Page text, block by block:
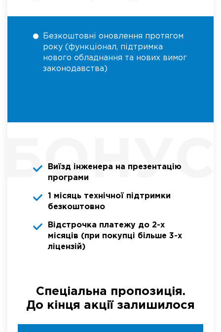
Безкоштовні оновлення протягом
року (функціонал, підтримка
нового обладнання та нових вимог
законодавства)
Виїзд інженера на презентацію
програми
1 місяць технічної підтримки
безкоштовно
Відстрочка платежу до 2-х
місяців (при покупці більше 3-х
ліцензій)
Спеціальна пропозиція.
До кінця акції залишилося